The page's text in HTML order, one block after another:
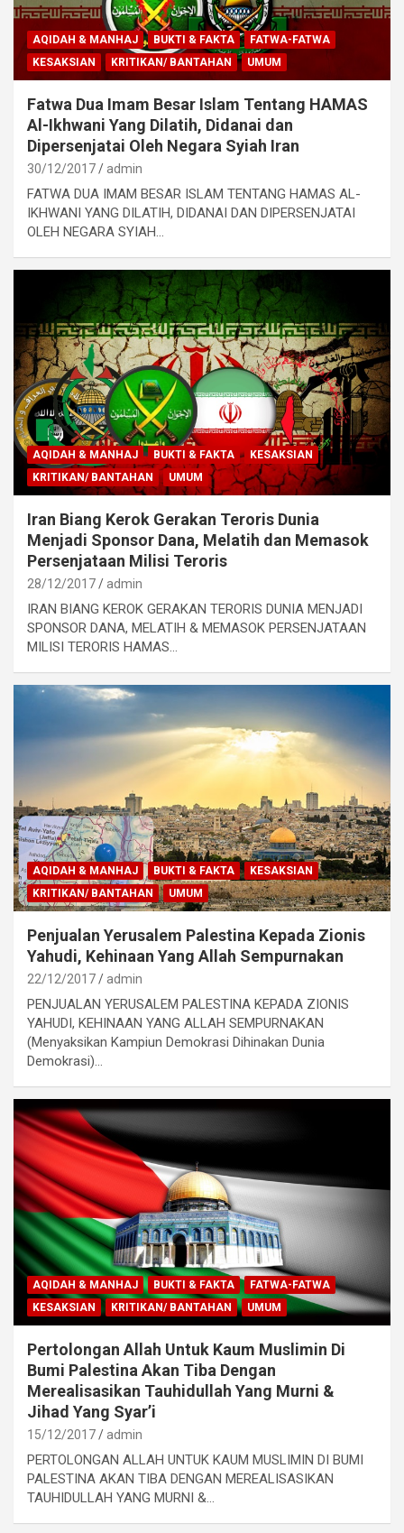
AQIDAH & MANHAJ BUKTI & FAKTA
FATWA-FATWA
KESAKSIAN
KRITIKAN/ BANTAHAN UMUM
Fatwa Dua Imam Besar Islam Tentang HAMAS
Al-Ikhwani Yang Dilatih, Didanai dan
Dipersenjatai Oleh Negara Syiah Iran
30/12/2017 admin
FATWA DUA IMAM BESAR ISLAM TENTANG HAMAS AL-
IKHWANI YANG DILATIH, DIDANAI DAN DIPERSENJATAI
OLEH NEGARA SYIAH…
AQIDAH & MANHAJ BUKTI & FAKTA
KESAKSIAN
KRITIKAN/ BANTAHAN
UMUM
Iran Biang Kerok Gerakan Teroris Dunia
Menjadi Sponsor Dana, Melatih dan Memasok
Persenjataan Milisi Teroris
28/12/2017 admin
IRAN BIANG KEROK GERAKAN TERORIS DUNIA MENJADI
SPONSOR DANA, MELATIH & MEMASOK PERSENJATAAN
MILISI TERORIS HAMAS…
AQIDAH & MANHAJ BUKTI & FAKTA
KESAKSIAN
KRITIKAN/ BANTAHAN
UMUM
Penjualan Yerusalem Palestina Kepada Zionis
Yahudi, Kehinaan Yang Allah Sempurnakan
22/12/2017 admin
PENJUALAN YERUSALEM PALESTINA KEPADA ZIONIS
YAHUDI, KEHINAAN YANG ALLAH SEMPURNAKAN
(Menyaksikan Kampiun Demokrasi Dihinakan Dunia
Demokrasi)…
AQIDAH & MANHAJ BUKTI & FAKTA
FATWA-FATWA
KESAKSIAN
KRITIKAN/ BANTAHAN UMUM
Pertolongan Allah Untuk Kaum Muslimin Di
Bumi Palestina Akan Tiba Dengan
Merealisasikan Tauhidullah Yang Murni &
Jihad Yang Syar’i
15/12/2017 admin
PERTOLONGAN ALLAH UNTUK KAUM MUSLIMIN DI BUMI
PALESTINA AKAN TIBA DENGAN MEREALISASIKAN
TAUHIDULLAH YANG MURNI &…